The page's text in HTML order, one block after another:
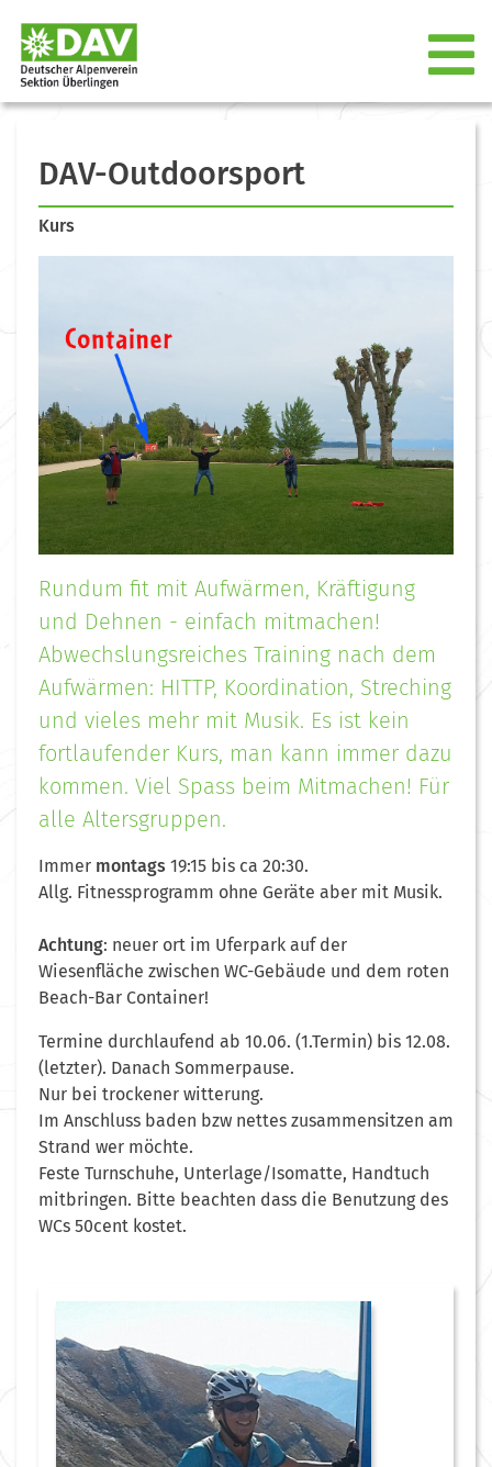
DAV-Outdoorsport
Kurs
Rundum fit mit Aufwärmen, Kräftigung
und Dehnen - einfach mitmachen!
Abwechslungsreiches Training nach dem
Aufwärmen: HITTP, Koordination, Streching
und vieles mehr mit Musik. Es ist kein
fortlaufender Kurs, man kann immer dazu
kommen. Viel Spass beim Mitmachen! Für
alle Altersgruppen.
Immer montags 19:15 bis ca 20:30.
Allg. Fitnessprogramm ohne Geräte aber mit Musik.
Achtung: neuer ort im Uferpark auf der
Wiesenfläche zwischen WC-Gebäude und dem roten
Beach-Bar Container!
Termine durchlaufend ab 10.06. (1.Termin) bis 12.08.
(letzter). Danach Sommerpause.
Nur bei trockener witterung.
Im Anschluss baden bzw nettes zusammensitzen am
Strand wer möchte.
Feste Turnschuhe, Unterlage/Isomatte, Handtuch
mitbringen. Bitte beachten dass die Benutzung des
WCs 50cent kostet.